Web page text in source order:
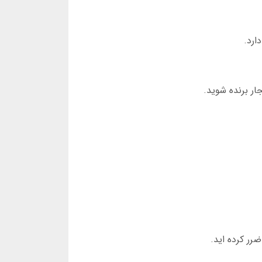
برنده شوید.
کرده اید.